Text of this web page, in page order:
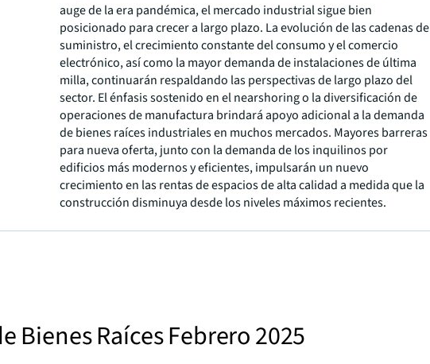
auge de la era pandémica, el mercado industrial sigue bien
posicionado para crecer a largo plazo. La evolución de las cadenas de
suministro, el crecimiento constante del consumo y el comercio
electrónico, así como la mayor demanda de instalaciones de última
milla, continuarán respaldando las perspectivas de largo plazo del
sector. El énfasis sostenido en el nearshoring o la diversificación de
operaciones de manufactura brindará apoyo adicional a la demanda
de bienes raíces industriales en muchos mercados. Mayores barreras
para nueva oferta, junto con la demanda de los inquilinos por
edificios más modernos y eficientes, impulsarán un nuevo
crecimiento en las rentas de espacios de alta calidad a medida que la
construcción disminuya desde los niveles máximos recientes.
Bienes Raíces Febrero 2025